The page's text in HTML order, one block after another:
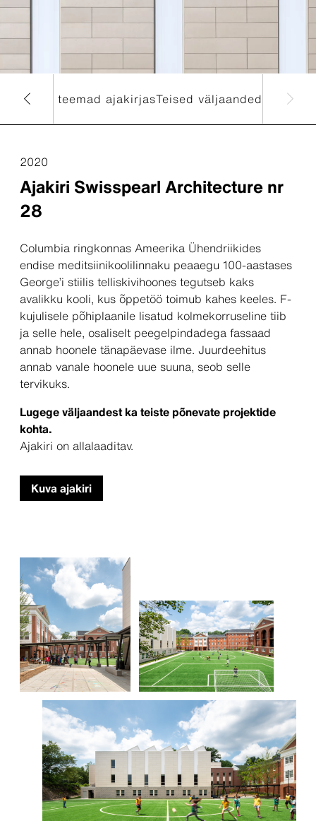
Teised teemad ajakirjasTeised väljaanded
2020
Ajakiri Swisspearl Architecture nr
28
Columbia ringkonnas Ameerika Ühendriikides
endise meditsiinikoolilinnaku peaaegu 100-aastases
George’i stiilis telliskivihoones tegutseb kaks
avalikku kooli, kus õppetöö toimub kahes keeles. F-
kujulisele põhiplaanile lisatud kolmekorruseline tiib
ja selle hele, osaliselt peegelpindadega fassaad
annab hoonele tänapäevase ilme. Juurdeehitus
annab vanale hoonele uue suuna, seob selle
tervikuks.
Lugege väljaandest ka teiste põnevate projektide
kohta.
Ajakiri on allalaaditav.
Kuva ajakiri